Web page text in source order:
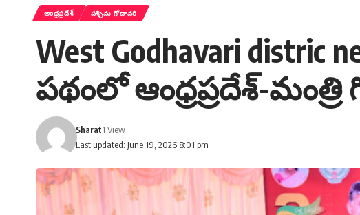
ఆంధ్రప్రదేశ్ పశ్చిమ గోదావరి
West Godhavari
ప‌థంలో ఆంధ్రప్రదేశ్-
Last updated: June 19, 2026 8:01 pm
Sharat1 View